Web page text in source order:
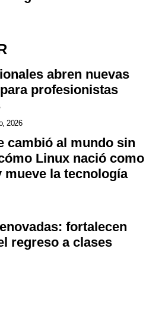
abren nuevas
profesionistas
2026
cambió al mundo sin
Linux nació como
mueve la tecnología
fortalecen
regreso a clases